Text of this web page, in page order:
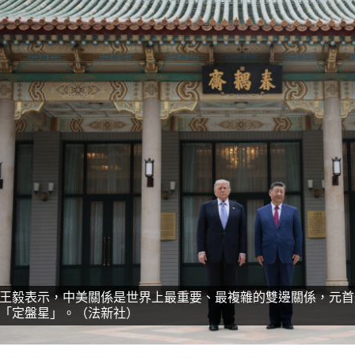
王毅表示，中美關係是世界上最重要、最複雜的雙邊關係，元
「定盤星」。（法新社）